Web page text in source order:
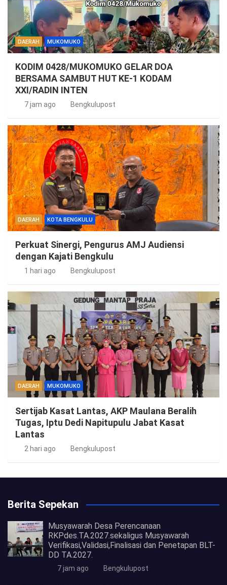
DAERAH MUKOMUKO
KODIM 0428/MUKOMUKO GELAR DOA
BERSAMA SAMBUT HUT KE-1 KODAM
XXI/RADIN INTEN
7 jam ago Bengkulupost
DAERAH KOTA BENGKULU
Perkuat Sinergi, Pengurus AMJ Audiensi
dengan Kajati Bengkulu
1 hari ago Bengkulupost
DAERAH MUKOMUKO
Sertijab Kasat Lantas, AKP Maulana Beralih
Tugas, Iptu Dedi Napitupulu Jabat Kasat
Lantas
2 hari ago Bengkulupost
Berita Sepekan
Musyawarah Desa Perencanaan
RKPdes.TA.2027.sekaligus Musyawarah
Verifikasi,Validasi,Finalisasi dan Penetapan BLT-
DD TA.2027.
7 jam ago Bengkulupost